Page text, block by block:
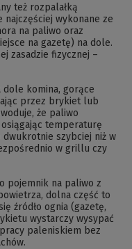
też rozpalałką
wykonane ze
na paliwo oraz
na gazetę) na dole.
zasadzie fizycznej –
dole komina, gorące
przez brykiet lub
że paliwo
temperaturę
dwukrotnie szybciej niż w
w grillu czy
pojemnik na paliwo z
dolna część to
źródło ognia (gazetę,
wystarczy wysypać
paleniskiem bez